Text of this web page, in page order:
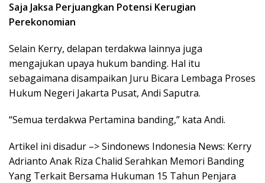
Saja Jaksa Perjuangkan Potensi Kerugian
Perekonomian
Selain Kerry, delapan terdakwa lainnya juga
mengajukan upaya hukum banding. Hal itu
sebagaimana disampaikan Juru Bicara Lembaga Proses
Hukum Negeri Jakarta Pusat, Andi Saputra.
“Semua terdakwa Pertamina banding,” kata Andi.
Artikel ini disadur –> Sindonews Indonesia News: Kerry
Adrianto Anak Riza Chalid Serahkan Memori Banding
Yang Terkait Bersama Hukuman 15 Tahun Penjara